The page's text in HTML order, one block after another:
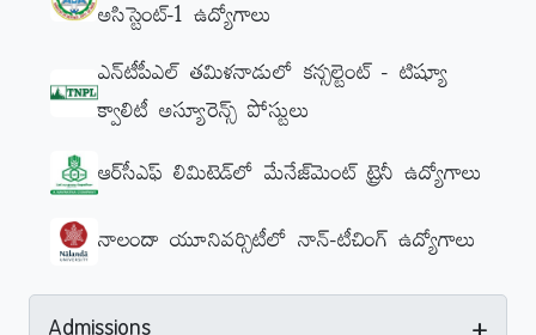
అసిస్టెంట్-1 ఉద్యోగాలు
ఎన్‌టీపీఎల్‌ తమిళనాడులో కన్సల్టెంట్ - టిష్యూ
క్వాలిటీ అస్యూరెన్స్ పోస్టులు
ఆర్‌సీఎఫ్‌ లిమిటెడ్‌లో మేనేజ్‌మెంట్ ట్రైనీ ఉద్యోగాలు
నాలందా యూనివర్సిటీలో నాన్-టీచింగ్ ఉద్యోగాలు
Admissions +